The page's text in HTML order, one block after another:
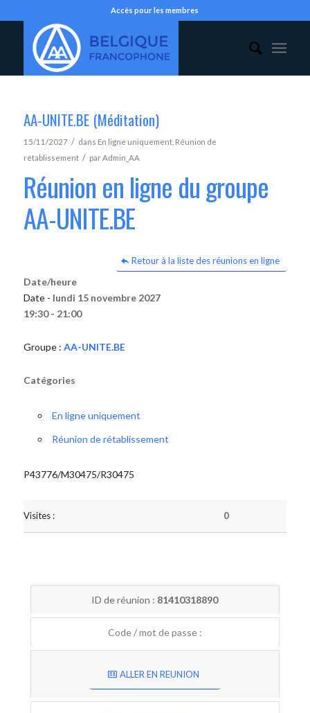
Accès pour les membres
AA-UNITE.BE (Méditation)
15/11/2027 / dans En ligne uniquement, Réunion de
rétablissement / parAdmin_AA
Réunion en ligne du groupe
AA-UNITE.BE
Retour à la liste des réunions en ligne
Date/heure
Date - lundi 15 novembre 2027
19:30 - 21:00
Groupe : AA-UNITE.BE
Catégories
En ligne uniquement
Réunion de rétablissement
P43776/M30475/R30475
Visites : 0
ID de réunion : 81410318890
Code / mot de passe :
ALLER EN REUNION